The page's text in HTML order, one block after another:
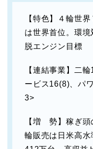
【特色】４輪世
は世界首位。環
脱エンジン目標
【連結事業】二
ービス16(8)、パ
3>
【増 勢】稼ぎ頭
輪販売は日米高